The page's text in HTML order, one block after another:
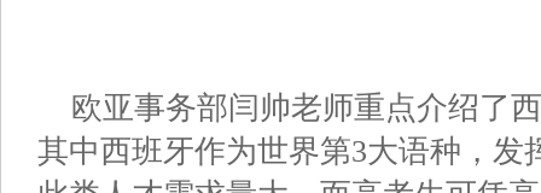
欧亚事务部闫帅老师重点介绍了
其中西班牙作为世界第3大语种，发